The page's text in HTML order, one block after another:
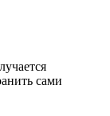
сами